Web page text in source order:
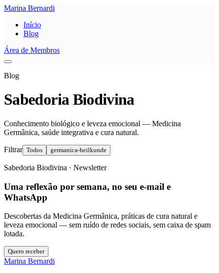
Marina Bernardi
Início
Blog
Área de Membros
Blog
SabedoriaBiodivina
Conhecimento biológico e leveza emocional — Medicina
Germânica, saúde integrativa e cura natural.
Filtrar Todos germanica-heilkunde
Sabedoria Biodivina · Newsletter
Uma reflexão por semana, no seu e-mail e
WhatsApp
Descobertas da Medicina Germânica, práticas de cura natural e
leveza emocional — sem ruído de redes sociais, sem caixa de spam
lotada.
Quero receber
Marina Bernardi